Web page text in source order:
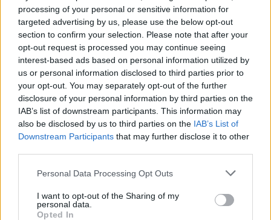
processing of your personal or sensitive information for
targeted advertising by us, please use the below opt-out
section to confirm your selection. Please note that after your
opt-out request is processed you may continue seeing
interest-based ads based on personal information utilized by
us or personal information disclosed to third parties prior to
your opt-out. You may separately opt-out of the further
disclosure of your personal information by third parties on the
IAB’s list of downstream participants. This information may
also be disclosed by us to third parties on the IAB’s List of
Downstream Participants that may further disclose it to other
Personal Data Processing Opt Outs
I want to opt-out of the Sharing of my
personal data.
Opted In
W twórczości Pawlikowskiej (zwłaszcza z
tomuPocałunki) dominujemotyw
niekochanej kobiety. Wiele z nich ma
charakterżartobliwy, wiążący się z
dążeniem do uzwyczajnienia
patetycznych uczuć. Ponadto dominuje tu
takżeemocjonalna powściągliwość. W